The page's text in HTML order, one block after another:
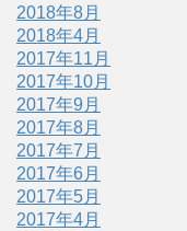
2018年8月
2018年4月
2017年11月
2017年10月
2017年9月
2017年8月
2017年7月
2017年6月
2017年5月
2017年4月